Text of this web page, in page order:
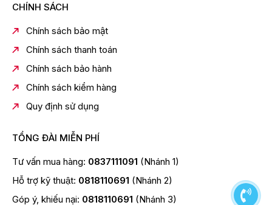
Vải không dệt, than hoạt tính dạng hạt,
gốm, than hoạt tính dạng bột,
màng sợi rỗng (MF)
Chất không loại bỏ được
Sắt hòa tan trong nước, kim loại nặng (bạc, đồng v.v...),
muối (nước biển)
GHI CHÚ
AS45C1. •Tất cả các số liệu đưa ra ở mức nhiệt độ
cứng thành nước mềm.
*1 : Khoảng thời gian này có thể ngắn hơn tùy vào chất
*2 : Nước có thể được sử dụng là nước ion kiềm và
CHÍNH SÁCH
Chính sách bảo mật
Chính sách thanh toán
Chính sách bảo hành
Chính sách kiểm hàng
Quy định sử dụng
TỔNG ĐÀI MIỄN PHÍ
Tư vấn mua hàng: 0837111091 (Nhánh 1)
Hỗ trợ kỹ thuật: 0818110691 (Nhánh 2)
Góp ý, khiếu nại: 0818110691 (Nhánh 3)